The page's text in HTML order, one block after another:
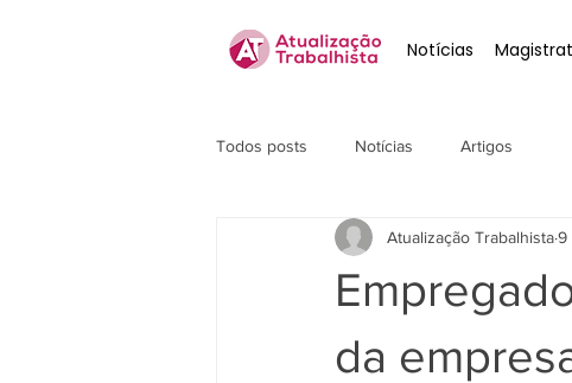
Notícias
Todos posts Notícias Artigos
da
Atualização Trabalhista9